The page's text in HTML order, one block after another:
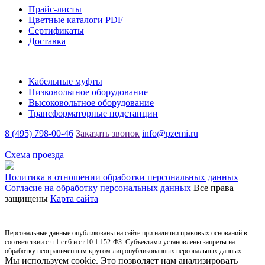
Прайс-листы
Цветные каталоги PDF
Сертификаты
Доставка
Кабельные муфты
Низковольтное оборудование
Высоковольтное оборудование
Трансформаторные подстанции
8 (495) 798-00-46 Заказать звонок info@pzemi.ru
Схема проезда
Политика в отношении обработки персональных данных
Согласие на обработку персональных данных Все права
защищены Карта сайта
Персональные данные опубликованы на сайте при наличии правовых оснований в
соответствии с ч.1 ст.6 и ст.10.1 152-ФЗ. Субъектами установлены запреты на
обработку неограниченным кругом лиц опубликованных персональных данных
Мы используем cookie. Это позволяет нам анализировать